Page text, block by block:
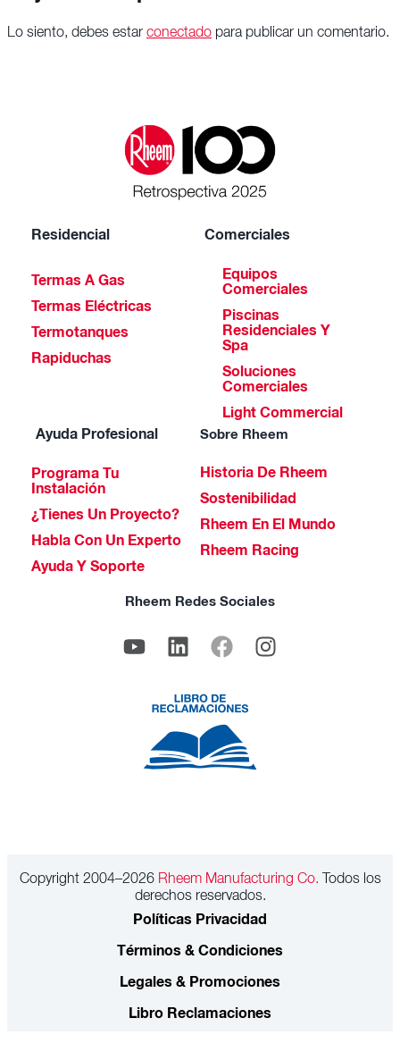
Lo siento, debes estar conectado para publicar un comentario.
Residencial
Termas A Gas
Termas Eléctricas
Termotanques
Rapiduchas
Comerciales
Equipos
Comerciales
Piscinas
Residenciales Y
Spa
Soluciones
Comerciales
Light Commercial
Ayuda Profesional
Programa Tu
Instalación
¿Tienes Un Proyecto?
Habla Con Un Experto
Ayuda Y Soporte
Sobre Rheem
Historia De Rheem
Sostenibilidad
Rheem En El Mundo
Rheem Racing
Rheem Redes Sociales
Copyright 2004–2026Rheem Manufacturing Co. Todos los
derechos reservados.
Políticas Privacidad
Términos & Condiciones
Legales & Promociones
Libro Reclamaciones